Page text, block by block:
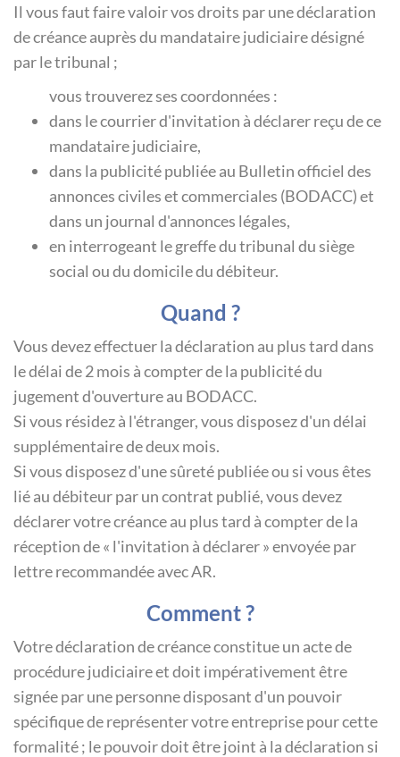
Il vous faut faire valoir vos droits par une déclaration
de créance auprès du mandataire judiciaire désigné
par le tribunal ;
vous trouverez ses coordonnées :
dans le courrier d'invitation à déclarer reçu de ce
mandataire judiciaire,
dans la publicité publiée au Bulletin officiel des
annonces civiles et commerciales (BODACC) et
dans un journal d'annonces légales,
en interrogeant le greffe du tribunal du siège
social ou du domicile du débiteur.
Quand ?
Vous devez effectuer la déclaration au plus tard dans
le délai de 2 mois à compter de la publicité du
jugement d'ouverture au BODACC.
Si vous résidez à l'étranger, vous disposez d'un délai
supplémentaire de deux mois.
Si vous disposez d'une sûreté publiée ou si vous êtes
lié au débiteur par un contrat publié, vous devez
déclarer votre créance au plus tard à compter de la
réception de « l'invitation à déclarer » envoyée par
lettre recommandée avec AR.
Comment ?
Votre déclaration de créance constitue un acte de
procédure judiciaire et doit impérativement être
signée par une personne disposant d'un pouvoir
spécifique de représenter votre entreprise pour cette
formalité ; le pouvoir doit être joint à la déclaration si